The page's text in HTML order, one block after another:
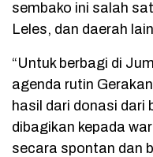
sembako ini salah
Leles, dan daerah
“Untuk berbagi di
agenda rutin
hasil dari donasi dari
dibagikan kepada
secara spontan dan